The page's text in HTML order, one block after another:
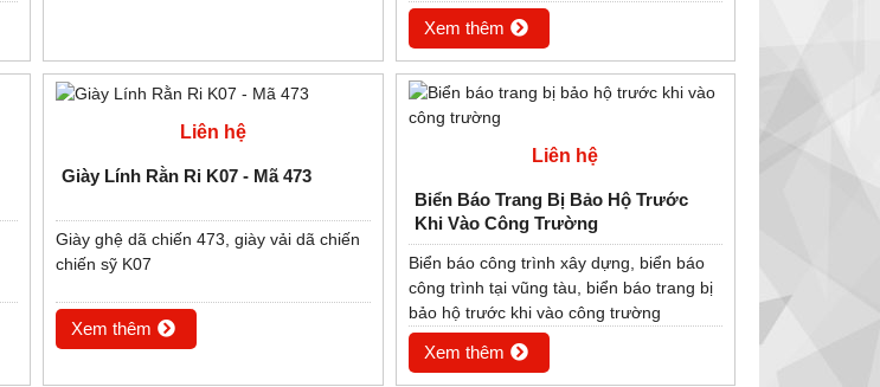
vết cắt hoặc vết xước trong quá trình làm
việc với vật sắc nhọn như các loại dao
nhọn, lưỡi lam, kim loại, thủy tinh, tấm
sắt, tấm lưới hoặc gốm sứ hoặc các công
cụ sắc nhọn như dao, kéo,…
Xem thêm
Liên hệ
Giày Lính Rằn Ri K07 - Mã 473
Giày ghệ dã chiến 473, giày vải dã chiến
chiến sỹ K07
Xem thêm
Liên hệ
Biển Báo Trang Bị Bảo Hộ Trước
Khi Vào Công Trường
Biển báo công trình xây dựng, biển báo
công trình tại vũng tàu, biển báo trang bị
bảo hộ trước khi vào công trường
Xem thêm